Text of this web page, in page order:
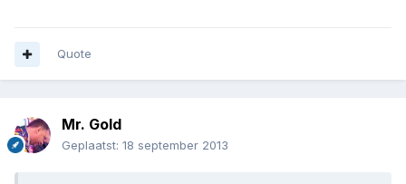
Quote
Mr. Gold
Geplaatst: 18 september 2013